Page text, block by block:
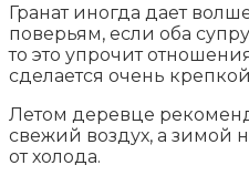
Гранат иногда дает
поверьям, если оба
то это упрочит
сделается очень
Летом деревце
свежий воздух, а зимой
от холода.